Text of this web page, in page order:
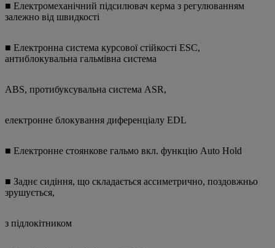
■ Електромеханічний підсилювач керма з регулюванням
залежно від швидкості
■ Електронна система курсової стійкості ESC,
антиблокувальна гальмівна система
ABS, протибуксувальна система ASR,
електронне блокування диференціалу EDL
■ Електронне стоянкове гальмо вкл. функцію Auto Hold
■ Заднє сидіння, що складається ассиметрично, поздовжньо
зрушується,
з підлокітником